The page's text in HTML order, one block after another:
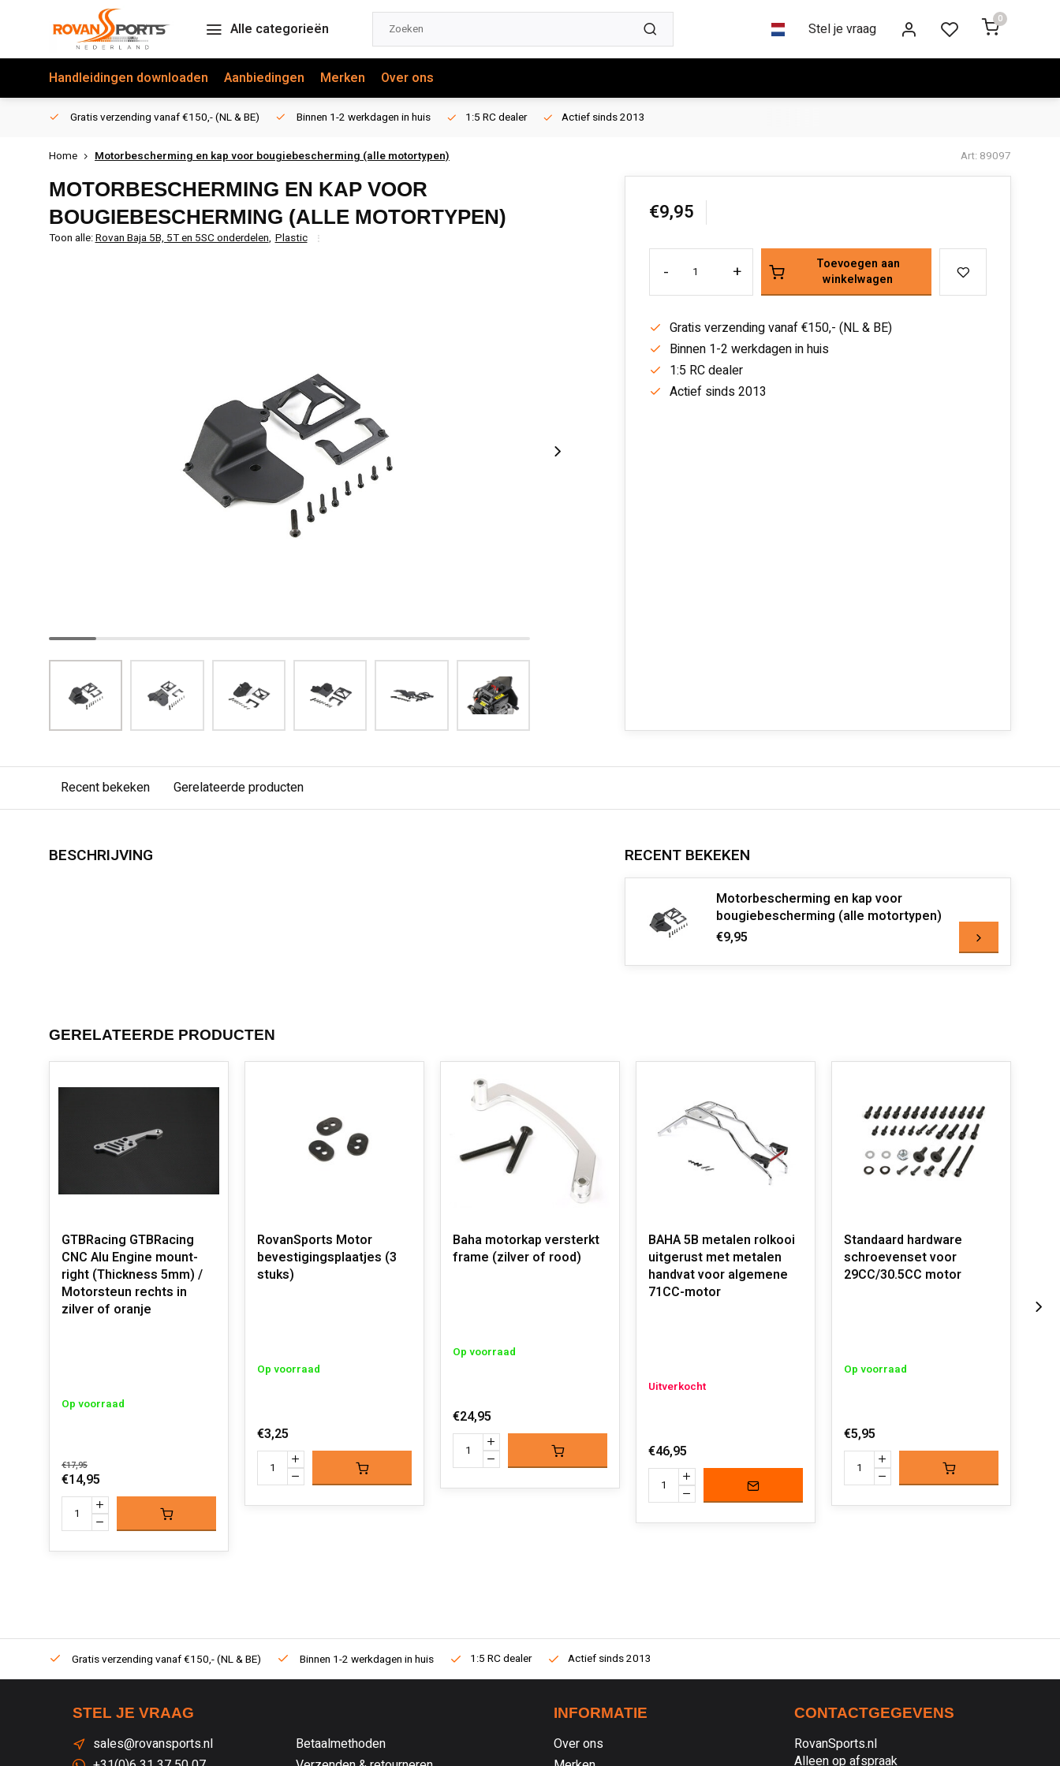
Alle categorieën Stel je vraag
0
Handleidingen downloaden Aanbiedingen Merken Over ons
Gratis verzending vanaf €150,- (NL & BE) Binnen 1-2 werkdagen in huis 1:5 RC dealer Actief sinds 2013
Home Motorbescherming en kap voor bougiebescherming (alle motortypen) Art: 89097
MOTORBESCHERMING EN KAP VOOR
BOUGIEBESCHERMING (ALLE MOTORTYPEN)
Toon alle:Rovan Baja 5B, 5T en 5SC onderdelen, Plastic
€9,95
- +
Toevoegen aan
winkelwagen
Gratis verzending vanaf €150,- (NL & BE)
Binnen 1-2 werkdagen in huis
1:5 RC dealer
Actief sinds 2013
Recent bekeken Gerelateerde producten
BESCHRIJVING RECENT BEKEKEN
Motorbescherming en kap voor
bougiebescherming (alle motortypen)
€9,95
GERELATEERDE PRODUCTEN
GTBRacing GTBRacing
CNC Alu Engine mount-
right (Thickness 5mm) /
Motorsteun rechts in
zilver of oranje
Op voorraad
€17,95
€14,95
RovanSports Motor
bevestigingsplaatjes (3
stuks)
Op voorraad
€3,25
Baha motorkap versterkt
frame (zilver of rood)
Op voorraad
€24,95
BAHA 5B metalen rolkooi
uitgerust met metalen
handvat voor algemene
71CC-motor
Uitverkocht
€46,95
Standaard hardware
schroevenset voor
29CC/30.5CC motor
Op voorraad
€5,95
Gratis verzending vanaf €150,- (NL & BE) Binnen 1-2 werkdagen in huis 1:5 RC dealer Actief sinds 2013
STEL JE VRAAG
sales@rovansports.nl
Betaalmethoden
INFORMATIE
Over ons
CONTACTGEGEVENS
RovanSports.nl
Alleen op afspraak